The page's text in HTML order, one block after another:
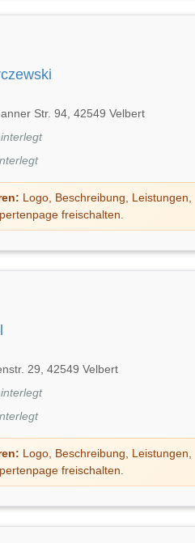
Str. 94, 42549 Velbert
Logo, Beschreibung, Leistungen,
freischalten.
29, 42549 Velbert
Logo, Beschreibung, Leistungen,
freischalten.